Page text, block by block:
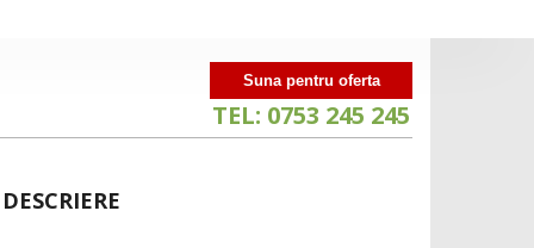
Suna pentru oferta
TEL: 0753 245 245
DESCRIERE